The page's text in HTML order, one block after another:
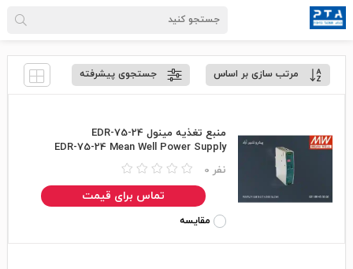
مرتب سازی بر اساس جستجوی پیشرفته
منبع تغذیه مینول EDR-75-24
EDR-75-24 Mean Well Power Supply
0 نفر
مقایسه
تماس برای قیمت